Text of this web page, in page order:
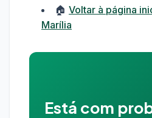
🏠 Voltar à página
Marília
Está com